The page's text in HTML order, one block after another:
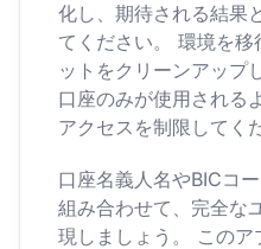
化し、期待される結果
てください。 環境を
ットをクリーンアップ
口座のみが使用される
アクセスを制限してく
口座名義人名やBICコ
組み合わせて、完全な
現しましょう。 このア